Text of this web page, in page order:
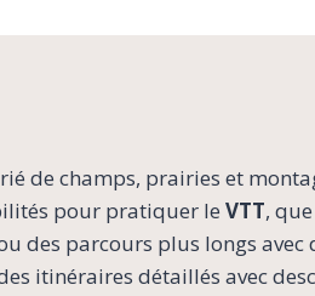
de champs, prairies et
pour pratiquer le VTT,
des parcours plus longs avec
itinéraires détaillés avec